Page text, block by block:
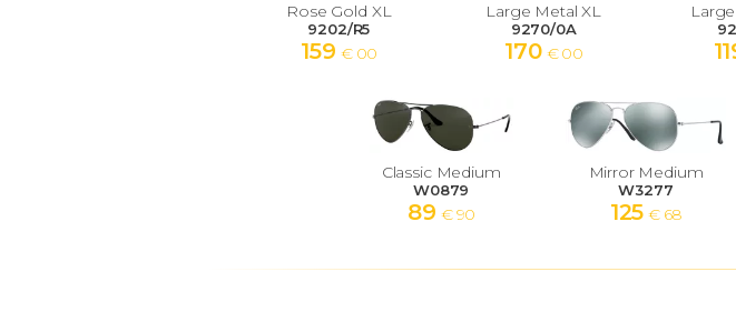
Rose Gold XL
9202/R5
159 € 00
Large Metal XL
9270/0A
170 € 00
Classic Medium
W0879
89 € 90
Mirror Medium
W3277
125 € 68